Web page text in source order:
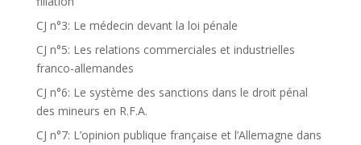
CJ n°3: Le médecin devant la loi pénale
CJ n°5: Les relations commerciales et industrielles
franco-allemandes
CJ n°6: Le système des sanctions dans le droit pénal
des mineurs en R.F.A.
CJ n°7: L’opinion publique française et l’Allemagne dans